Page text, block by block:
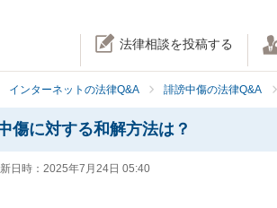
法律相談を投稿する
インターネットの法律Q&A 誹謗中傷の法律Q&A
傷に対する和解方法は？
日時： 2025年7月24日 05:40